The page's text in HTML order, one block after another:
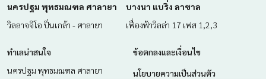
Callcenter :02-047-4282
สนใจดูทรัพย์อื่นๆ เพิ่มเติม มากกว่า 3,000 รายการ
นครปฐม พุทธมณฑล ศาลายา
วิลลาจจิโอ ปิ่นเกล้า - ศาลายา
บางนา แบริ่ง ลาซาล
เฟื่องฟ้าวิลล่า 17 เฟส 1,2,3
ทำเลน่าสนใจ
นครปฐม พุทธมณฑล ศาลายา
ข้อตกลงและเงื่อนไข
นโยบายความเป็นส่วนตัว